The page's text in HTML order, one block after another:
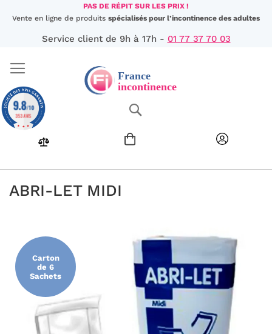
Aller
au
PAS DE RÉPIT SUR LES PRIX !
Vente en ligne de produits spécialisés pour l’incontinence des adultes
Service client de 9h à 17h - 01 77 37 70 03
ABRI-LET MIDI
fin
de
galerie
Carton
de 6
Sachets
9.8/10
353 AVIS